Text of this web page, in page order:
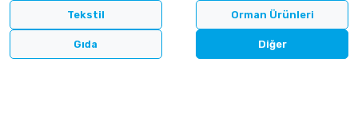
Tekstil Orman Ürünleri
Gıda Diğer